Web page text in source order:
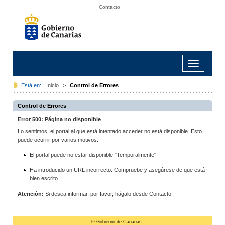
Contacto
Toggle
navigation
Está en: Inicio > Control de Errores
Control de Errores
Error 500: Página no disponible
Lo sentimos, el portal al que está intentado acceder no está disponible. Esto
puede ocurrir por varios motivos:
El portal puede no estar disponible "Temporalmente".
Ha introducido un URL incorrecto. Compruebe y asegúrese de que está
bien escrito.
Atención: Si desea informar, por favor, hágalo desde Contacto.
© Gobierno de Canarias